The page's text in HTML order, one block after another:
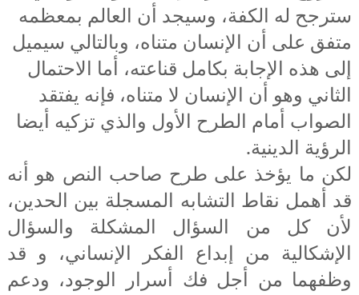
سترجح له الكفة، وسيجد أن العالم بمعظمه
متفق على أن الإنسان متناه، وبالتالي سيميل
إلى هذه الإجابة بكامل قناعته، أما الاحتمال
الثاني وهو أن الإنسان لا متناه، فإنه يفتقد
الصواب أمام الطرح الأول والذي تزكيه أيضا
الرؤية الدينية.
لكن ما يؤخذ على طرح صاحب النص هو أنه
قد أهمل نقاط التشابه المسجلة بين الحدين،
لأن كل من السؤال المشكلة والسؤال
الإشكالية من إبداع الفكر الإنساني، و قد
وظفهما من أجل فك أسرار الوجود، ودعم